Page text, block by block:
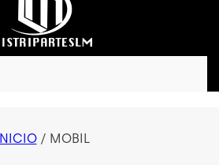
INICIO/ MOBIL